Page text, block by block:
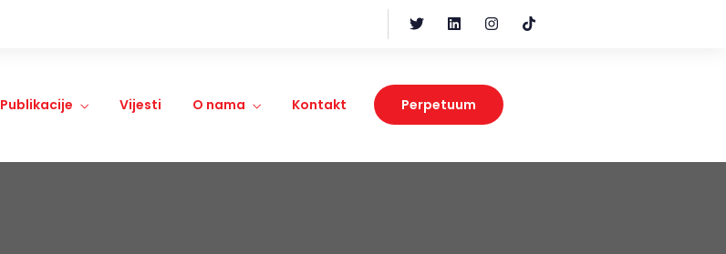
Publikacije Vijesti O nama Kontakt Perpetuum